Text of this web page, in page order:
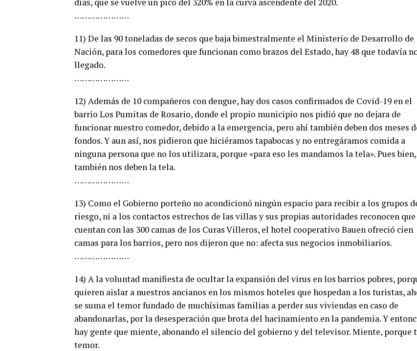
…………………
11) De las 90 toneladas de secos que baja bimestralmente el Ministerio de Desarrollo de
Nación, para los comedores que funcionan como brazos del Estado, hay 48 que todavía
llegado.
…………………
12) Además de 10 compañeros con dengue, hay dos casos confirmados de Covid-19 en el
barrio Los Pumitas de Rosario, donde el propio municipio nos pidió que no dejara de
funcionar nuestro comedor, debido a la emergencia, pero ahí también deben dos meses
fondos. Y aun así, nos pidieron que hiciéramos tapabocas y no entregáramos comida a
ninguna persona que no los utilizara, porque «para eso les mandamos la tela». Pues bien,
también nos deben la tela.
…………………
13) Como el Gobierno porteño no acondicionó ningún espacio para recibir a los grupos
riesgo, ni a los contactos estrechos de las villas y sus propias autoridades reconocen
cuentan con las 300 camas de los Curas Villeros, el hotel cooperativo Bauen ofreció cien
camas para los barrios, pero nos dijeron que no: afecta sus negocios inmobiliarios.
…………………
14) A la voluntad manifiesta de ocultar la expansión del virus en los barrios pobres,
quieren aislar a nuestros ancianos en los mismos hoteles que hospedan a los turistas,
se suma el temor fundado de muchísimas familias a perder sus viviendas en caso de
abandonarlas, por la desesperación que brota del hacinamiento en la pandemia. Y
hay gente que miente, abonando el silencio del gobierno y del televisor. Miente, porque
temor.